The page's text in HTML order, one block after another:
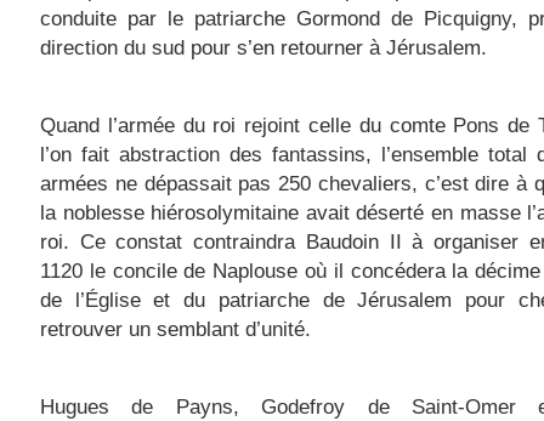
conduite par le patriarche Gormond de Picquigny,
direction du sud pour s’en retourner à Jérusalem.
Quand l’armée du roi rejoint celle du comte Pons de
l’on fait abstraction des fantassins, l’ensemble total
armées ne dépassait pas 250 chevaliers, c’est dire à
la noblesse hiérosolymitaine avait déserté en masse
roi. Ce constat contraindra Baudoin II à organiser
1120 le concile de Naplouse où il concédera la
de l’Église et du patriarche de Jérusalem pour
retrouver un semblant d’unité.
Hugues de Payns, Godefroy de Saint-Omer